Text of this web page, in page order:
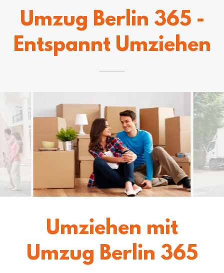
Umzug Berlin 365 -
Entspannt Umziehen
Umziehen mit
Umzug Berlin 365